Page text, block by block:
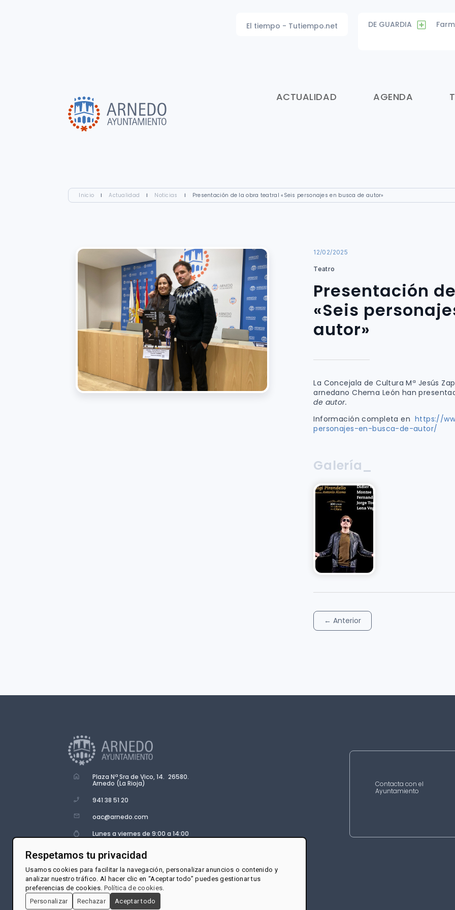
DE GUARDIA
El tiempo - Tutiempo.net
ACTUALIDAD AGENDA
Inicio I Actualidad I Noticias I Presentación de la obra teatral «Seis personajes en busca de autor»
12/02/2025
Teatro
Presentación
«Seis
autor»
La Concejala de Cultura Mª Jesús
arnedano Chema León han
de autor.
Información completa en https://
personajes-en-busca-de-autor/
Galería_
←Anterior
Plaza Nª Sra de Vico, 14. 26580.
Arnedo (La Rioja)
941 38 51 20
oac@arnedo.com
Lunes a viernes de 9:00 a 14:00
Contacta con el
Ayuntamiento
Respetamos tu privacidad
Usamos cookies para facilitar la navegación, personalizar anuncios o contenido y
analizar nuestro tráfico. Al hacer clic en “Aceptar todo” puedes gestionar tus
preferencias de cookies. Política de cookies.
Personalizar
Rechazar Aceptar todo